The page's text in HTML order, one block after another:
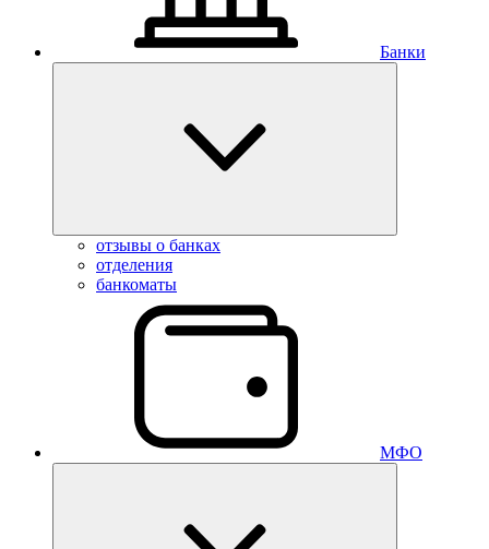
Банки
отзывы о банках
отделения
банкоматы
МФО